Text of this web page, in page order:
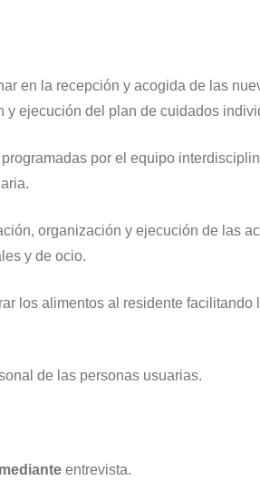
en la recepción y acogida de las
y ejecución del plan de cuidados
por el equipo
organización y ejecución de las
y de ocio.
los alimentos al residente facilitando
de las personas usuarias.
entrevista.